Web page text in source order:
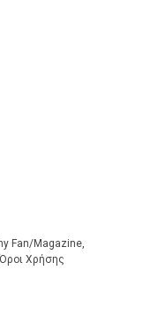
Fan/Magazine,
Χρήσης